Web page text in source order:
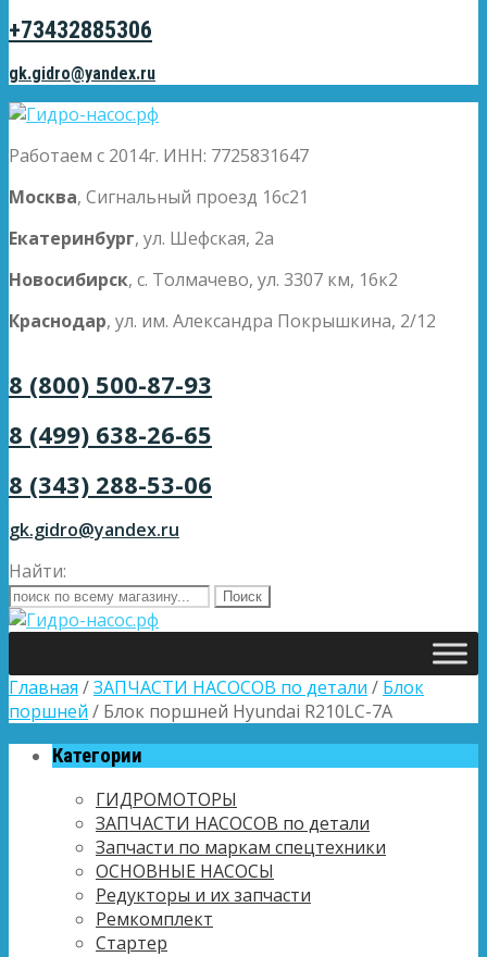
+73432885306
gk.gidro@yandex.ru
Работаем с 2014г. ИНН: 7725831647
Москва, Сигнальный проезд 16с21
Екатеринбург, ул. Шефская, 2а
Новосибирск, с. Толмачево, ул. 3307 км, 16к2
Краснодар, ул. им. Александра Покрышкина, 2/12
8 (800) 500-87-93
8 (499) 638-26-65
8 (343) 288-53-06
gk.gidro@yandex.ru
Найти:
Главная /ЗАПЧАСТИ НАСОСОВ по детали / Блок
поршней / Блок поршней Hyundai R210LC-7A
Категории
ГИДРОМОТОРЫ
ЗАПЧАСТИ НАСОСОВ по детали
Запчасти по маркам спецтехники
ОСНОВНЫЕ НАСОСЫ
Редукторы и их запчасти
Ремкомплект
Стартер